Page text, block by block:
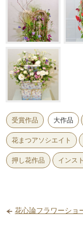
受賞作品 大作品
花まつアソシエイト
押し花作品 インス
花心論フラワーショ